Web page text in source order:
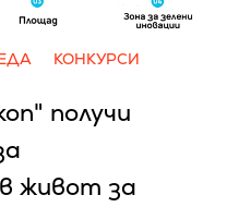
КОНКУРСИ
получи
живот за